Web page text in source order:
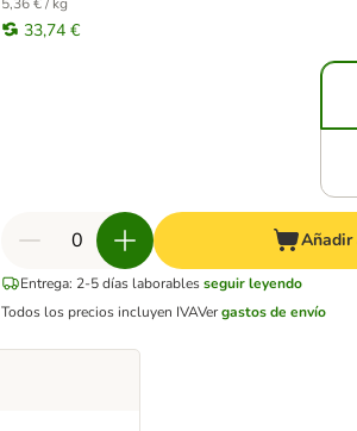
33,74 €
Añadir
Entrega: 2-5 días laborables seguir leyendo
Todos los precios incluyen IVAVergastos de envío